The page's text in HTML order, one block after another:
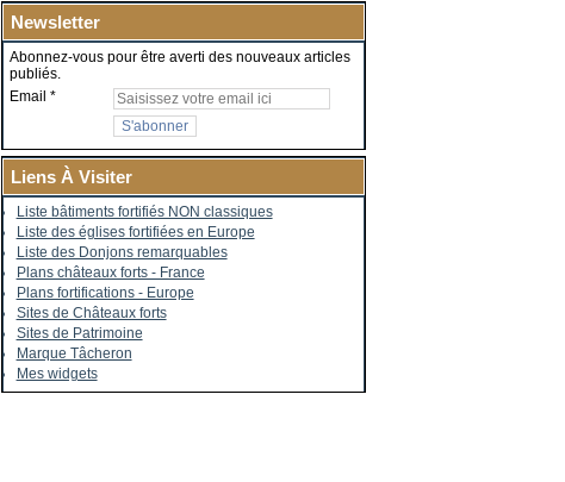
Newsletter
Abonnez-vous pour être averti des nouveaux articles
publiés.
Email
Liens À Visiter
Liste bâtiments fortifiés NON classiques
Liste des églises fortifiées en Europe
Liste des Donjons remarquables
Plans châteaux forts - France
Plans fortifications - Europe
Sites de Châteaux forts
Sites de Patrimoine
Marque Tâcheron
Mes widgets